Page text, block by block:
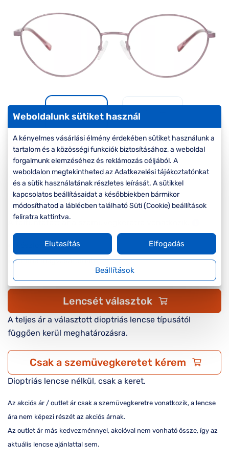
szemüvegekre
Seen Belépőár
-40%
Korábbi ár: 17.000 Ft
Akciós ár: 10.200 Ft
A feltűntetett ár a szemüvegkeretre vonatkozik.
Készleten
Online megvásárolható
Lencsét választok
A teljes ár a választott dioptriás lencse típusától
függően kerül meghatározásra.
Csak a szemüvegkeretet kérem
Dioptriás lencse nélkül, csak a keret.
Az akciós ár / outlet ár csak a szemüvegkeretre vonatkozik, a lencse
ára nem képezi részét az akciós árnak.
Az outlet ár más kedvezménnyel, akcióval nem vonható össze, így az
aktuális lencse ajánlattal sem.
Weboldalunk sütiket használ
A kényelmes vásárlási élmény érdekében sütiket használunk a
tartalom és a közösségi funkciók biztosításához, a weboldal
forgalmunk elemzéséhez és reklámozás céljából. A
weboldalon megtekintheted az Adatkezelési tájékoztatónkat
és a sütik használatának részletes leírását. A sütikkel
kapcsolatos beállításaidat a későbbiekben bármikor
módosíthatod a láblécben található Süti (Cookie) beállítások
feliratra kattintva.
Beállítások
Elutasítás Elfogadás